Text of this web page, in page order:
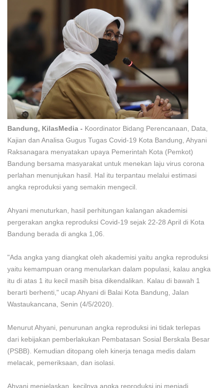
Bandung, KilasMedia - Koordinator Bidang Perencanaan, Data,
Kajian dan Analisa Gugus Tugas Covid-19 Kota Bandung, Ahyani
Raksanagara menyatakan upaya Pemerintah Kota (Pemkot)
Bandung bersama masyarakat untuk menekan laju virus corona
perlahan menunjukan hasil. Hal itu terpantau melalui estimasi
angka reproduksi yang semakin mengecil.
Ahyani menuturkan, hasil perhitungan kalangan akademisi
pergerakan angka reproduksi Covid-19 sejak 22-28 April di Kota
Bandung berada di angka 1,06.
"Ada angka yang diangkat oleh akademisi yaitu angka reproduksi
yaitu kemampuan orang menularkan dalam populasi, kalau angka
itu di atas 1 itu kecil masih bisa dikendalikan. Kalau di bawah 1
berarti berhenti," ucap Ahyani di Balai Kota Bandung, Jalan
Wastaukancana, Senin (4/5/2020).
Menurut Ahyani, penurunan angka reproduksi ini tidak terlepas
dari kebijakan pemberlakukan Pembatasan Sosial Berskala Besar
(PSBB). Kemudian ditopang oleh kinerja tenaga medis dalam
melacak, pemeriksaan, dan isolasi.
Ahyani menjelaskan, kecilnya angka reproduksi ini menjadi